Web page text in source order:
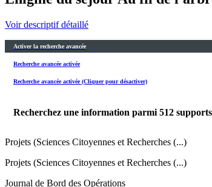
Voir descriptif détaillé
Activer la recherche avancée
Recherche avancée activée
Recherche avancée activée (Cliquer pour désactiver)
Recherchez une information parmi 512 supports
Projets (Sciences Citoyennes et Recherches (...)
Projets (Sciences Citoyennes et Recherches (...)
Journal de Bord des Opérations